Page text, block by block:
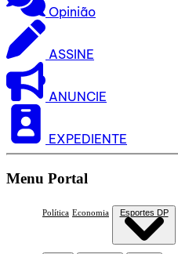
Opinião
ASSINE
ANUNCIE
EXPEDIENTE
Menu Portal
Política Economia Esportes DP